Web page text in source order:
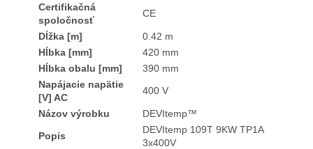
Certifikačná
spoločnosť
CE
Dĺžka [m]
0.42 m
Hĺbka [mm]
420 mm
Hĺbka obalu [mm]
390 mm
Napájacie napätie
[V] AC
400 V
Názov výrobku
DEVItemp™
Popis
DEVItemp 109T 9KW TP1A
3x400V